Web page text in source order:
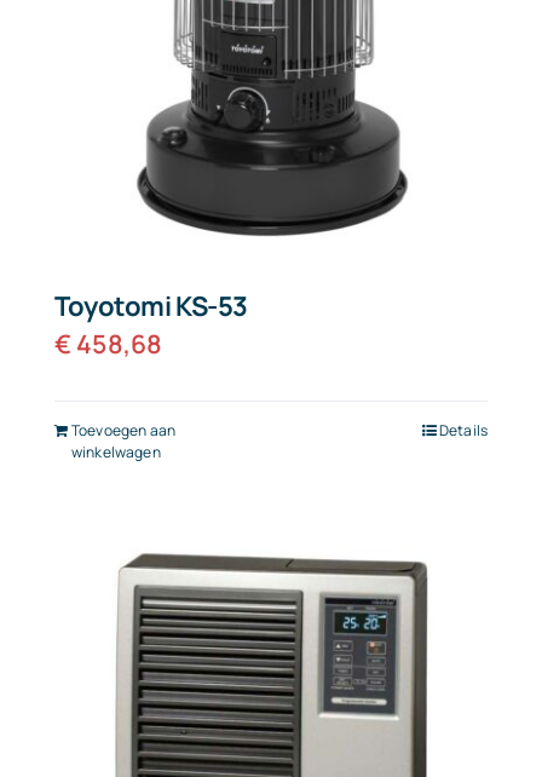
Toyotomi KS-53
€ 458,68
Toevoegen aan
winkelwagen
Details